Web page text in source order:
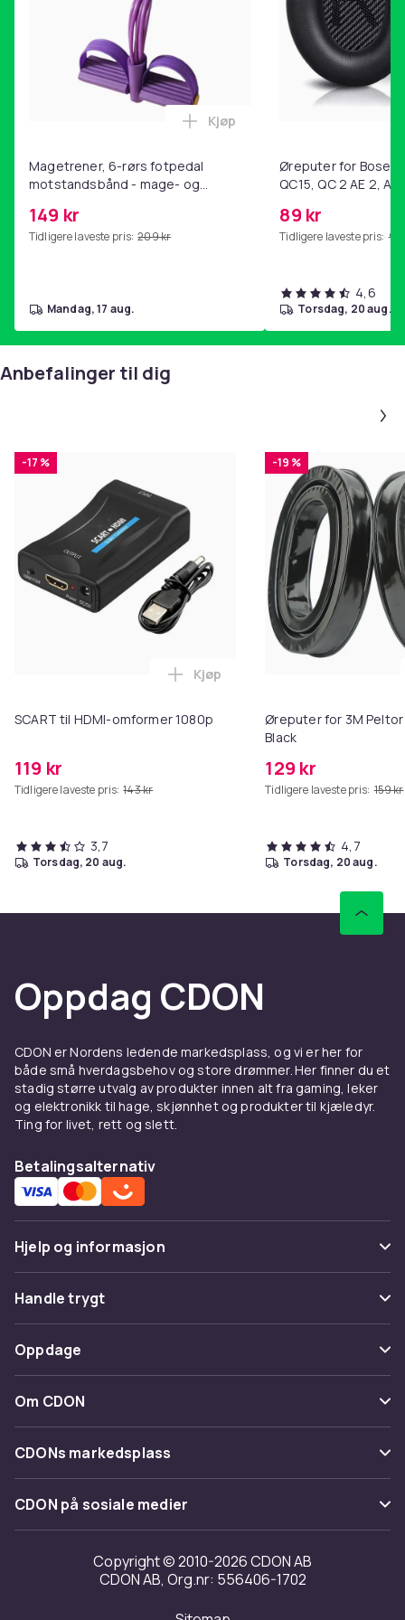
Magetrener, 6-rørs fotpedal
motstandsbånd - mage- og
hjemmegymnastikk Purple
149 kr
Tidligere laveste pris: 209 kr
Legg Magetrener, 6-rørs
Kjøp
mandag, 17 aug.
Øreputer for Bose
QC15, QC 2 AE 2, AE
89 kr
Tidligere laveste pris: 99
4,6
torsdag, 20 aug.
Anbefalinger til dig
-17 %
SCART til HDMI-omformer 1080p
119 kr
Tidligere laveste pris: 143 kr
Legg SCART til HDMI-omformer
Kjøp
3,7
torsdag, 20 aug.
-19 %
Øreputer for 3M Peltor
Black
129 kr
Tidligere laveste pris: 159 kr
4,7
torsdag, 20 aug.
Oppdag CDON
CDON er Nordens ledende markedsplass, og vi er her for
både små hverdagsbehov og store drømmer. Her finner du et
stadig større utvalg av produkter innen alt fra gaming, leker
og elektronikk til hage, skjønnhet og produkter til kjæledyr.
Ting for livet, rett og slett.
Betalingsalternativ
Hjelp og informasjon
Vanlige spørsmål
Spor pakke
Angre & returner her
Kontakt oss
Handle trygt
Betaling
Levering
Tilbakekallinger
Oppdage
Kategorier
Varemerker
Om CDON
Om oss
Kundeanmeldelser
Jobbe på CDON
Investor relations
Tilgjengelighet
CDONs markedsplass
Merchant Help Center
CDON på sosiale medier
Copyright © 2010-2026 CDON AB
CDON AB, Org.nr: 556406-1702